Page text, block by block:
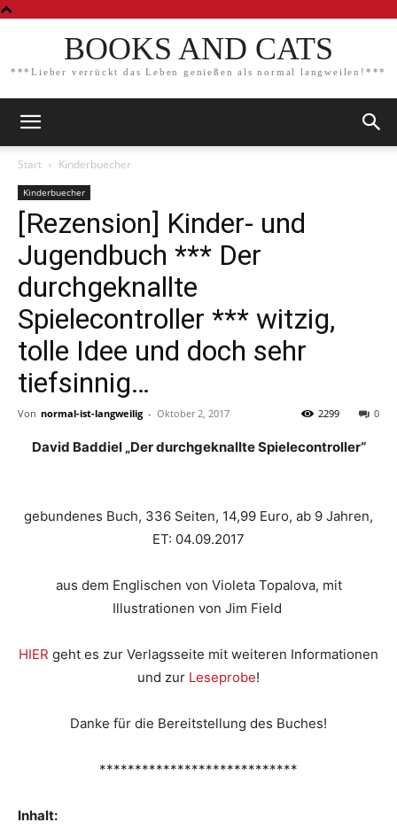
BOOKS AND CATS
***Lieber verrückt das Leben genießen als normal langweilen!***
Start Kinderbuecher
Kinderbuecher
[Rezension] Kinder- und
Jugendbuch *** Der
durchgeknallte
Spielecontroller *** witzig,
tolle Idee und doch sehr
tiefsinnig…
Von normal-ist-langweilig - Oktober 2, 2017 0
2299
David Baddiel „Der durchgeknallte Spielecontroller“
gebundenes Buch, 336 Seiten, 14,99 Euro, ab 9 Jahren,
ET: 04.09.2017
aus dem Englischen von Violeta Topalova, mit
Illustrationen von Jim Field
HIER geht es zur Verlagsseite mit weiteren Informationen
und zur Leseprobe!
Danke für die Bereitstellung des Buches!
****************************
Inhalt: